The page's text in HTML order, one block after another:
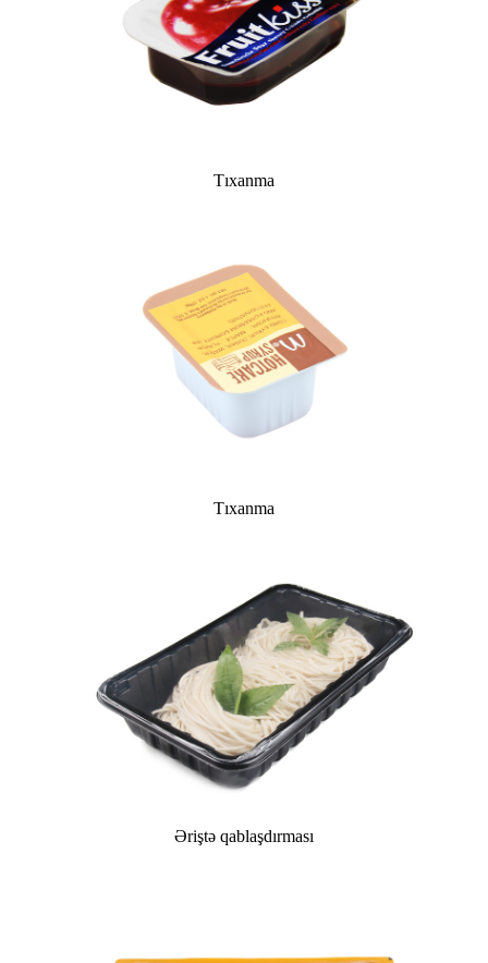
Tıxanma
Tıxanma
Əriştə qablaşdırması